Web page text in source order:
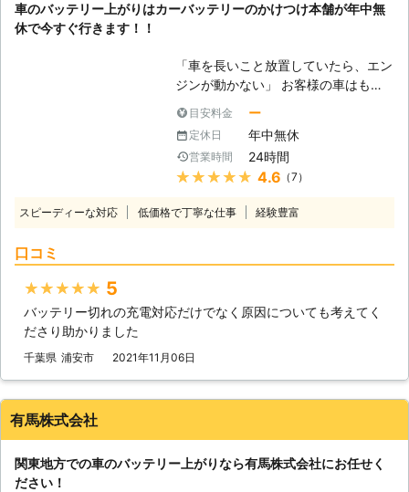
お問い合わせください。
車のバッテリー上がりはカーバッテリーのかけつけ本舗が年中無
休で今すぐ行きます！！
「車を長いこと放置していたら、エン
ジンが動かない」 お客様の車はもし
ているかもしれません。車は放ってお
いても自然放電をおこなっているの
で、勝手にバッテリー内の電気は消耗
していきます。そのため、長いこと車
せるだけの電力が無くなってしまうの
んな原因がある 車の放置だけではな
原因があります。下記に紹介していき
た状態でエアコンを使いすぎてしまっ
目安料金 ー
定休日 年中無休
営業時間 24時間
★★★★★ 4.6 （7）
スピーディーな対応 低価格で丁寧な仕事 経験豊富
口コミ
★★★★★ 5
バッテリー切れの充電対応だけでなく原因についても考えてく
ださり助かりました
千葉県 浦安市 2021年11月06日
有馬株式会社
関東地方での車のバッテリー上がりなら有馬株式会社にお任せく
ださい！